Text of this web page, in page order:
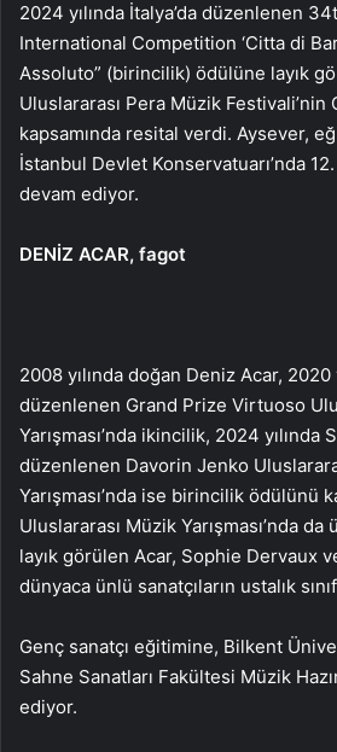
2024 yılında İtalya’da düzenlenen
International Competition ‘Citta di
Assoluto” (birincilik) ödülüne layık
Uluslararası Pera Müzik
kapsamında resital verdi. Aysever,
İstanbul Devlet Konservatuarı’nda
devam ediyor.
DENİZ ACAR, fagot
2008 yılında doğan Deniz Acar, 2020
düzenlenen Grand Prize Virtuoso
Yarışması’nda ikincilik, 2024 yılında
düzenlenen Davorin Jenko
Yarışması’nda ise birincilik ödülünü
Uluslararası Müzik Yarışması’nda
layık görülen Acar, Sophie Dervaux
dünyaca ünlü sanatçıların ustalık
Genç sanatçı eğitimine, Bilkent
Sahne Sanatları Fakültesi Müzik
ediyor.